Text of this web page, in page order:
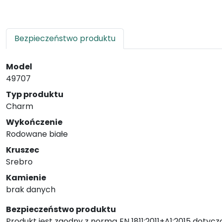
Bezpieczeństwo produktu
Model
49707
Typ produktu
Charm
Wykończenie
Rodowane białe
Kruszec
Srebro
Kamienie
brak danych
Bezpieczeństwo produktu